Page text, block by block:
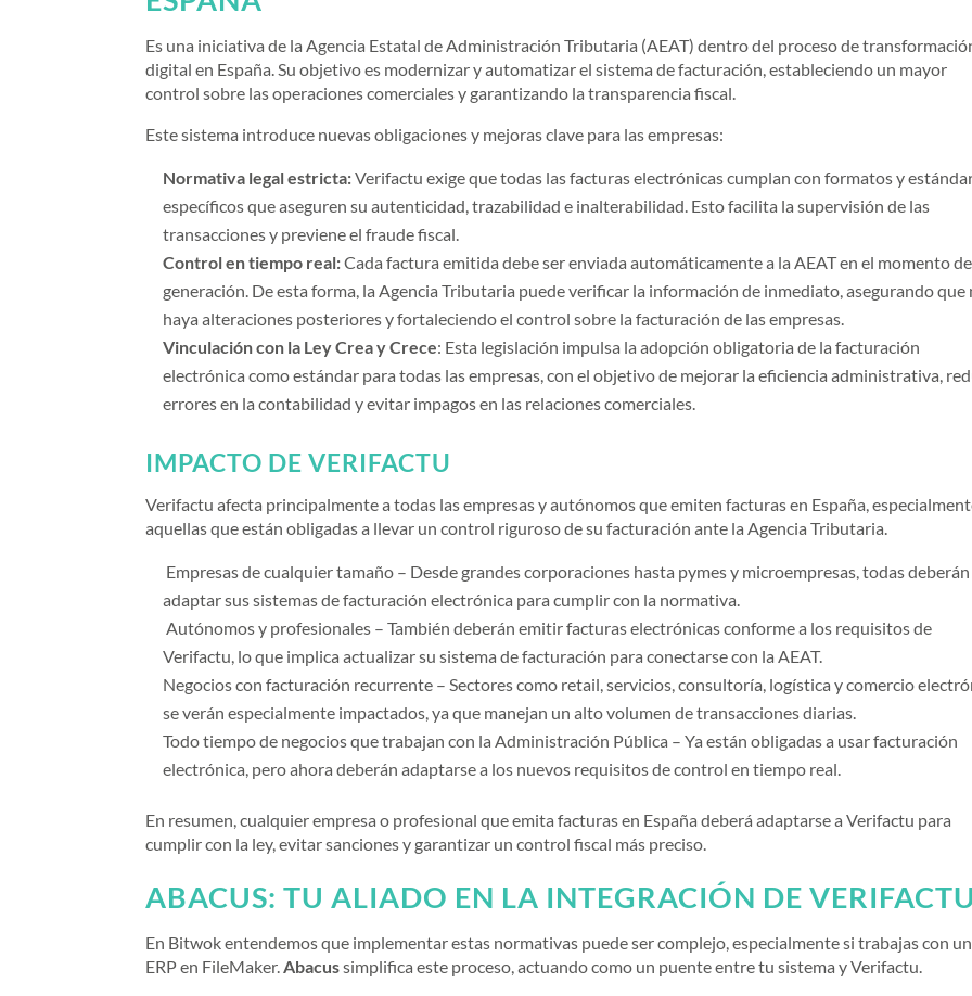
Es una iniciativa de la Agencia Estatal de Administración Tributaria (AEAT) dentro del proceso de
digital en España. Su objetivo es modernizar y automatizar el sistema de facturación, estableciendo un mayor
control sobre las operaciones comerciales y garantizando la transparencia fiscal.
Este sistema introduce nuevas obligaciones y mejoras clave para las empresas:
Normativa legal estricta:Verifactu exige que todas las facturas electrónicas cumplan con formatos y
específicos que aseguren su autenticidad, trazabilidad e inalterabilidad. Esto facilita la supervisión de las
transacciones y previene el fraude fiscal.
Control en tiempo real:Cada factura emitida debe ser enviada automáticamente a la AEAT en el momento
generación. De esta forma, la Agencia Tributaria puede verificar la información de inmediato, asegurando que
haya alteraciones posteriores y fortaleciendo el control sobre la facturación de las empresas.
Vinculación con la Ley Crea y Crece: Esta legislación impulsa la adopción obligatoria de la facturación
electrónica como estándar para todas las empresas, con el objetivo de mejorar la eficiencia administrativa,
errores en la contabilidad y evitar impagos en las relaciones comerciales.
IMPACTO DE VERIFACTU
Verifactu afecta principalmente a todas las empresas y autónomos que emiten facturas en España,
aquellas que están obligadas a llevar un control riguroso de su facturación ante la Agencia Tributaria.
Empresas de cualquier tamaño – Desde grandes corporaciones hasta pymes y microempresas, todas deberán
adaptar sus sistemas de facturación electrónica para cumplir con la normativa.
Autónomos y profesionales – También deberán emitir facturas electrónicas conforme a los requisitos de
Verifactu, lo que implica actualizar su sistema de facturación para conectarse con la AEAT.
Negocios con facturación recurrente – Sectores como retail, servicios, consultoría, logística y comercio
se verán especialmente impactados, ya que manejan un alto volumen de transacciones diarias.
Todo tiempo de negocios que trabajan con la Administración Pública – Ya están obligadas a usar facturación
electrónica, pero ahora deberán adaptarse a los nuevos requisitos de control en tiempo real.
En resumen, cualquier empresa o profesional que emita facturas en España deberá adaptarse a Verifactu para
cumplir con la ley, evitar sanciones y garantizar un control fiscal más preciso.
ABACUS: TU ALIADO EN LA INTEGRACIÓN DE VERIFACTU
En Bitwok entendemos que implementar estas normativas puede ser complejo, especialmente si trabajas con un
ERP en FileMaker.Abacussimplifica este proceso, actuando como un puente entre tu sistema y Verifactu.